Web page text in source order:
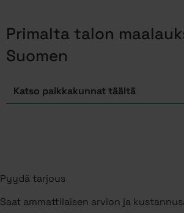
Primalta talon
Suomen
Katso paikkakunnat täältä
Pyydä tarjous
Saat ammattilaisen arvion ja